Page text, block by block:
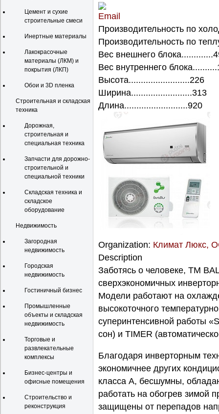
Цемент и сухие
строительные смеси
Инертные материалы
Лакокрасочные
материалы (ЛКМ) и
покрытия (ЛКП)
Обои и 3D пленка
Строительная и складская
техника
Дорожная,
строительная и
специальная техника
Запчасти для дорожно-
строительной и
специальной техники
Складская техника и
складское
оборудование
Недвижимость
Загородная
недвижимость
Городская
недвижимость
Гостиничный бизнес
Промышленные
объекты и складская
недвижимость
Торговые и
развлекательные
комплексы
Бизнес-центры и
офисные помещения
Строительство и
реконструкция
Производительность по
Производительность по
Вес внешнего
Вес внутреннего
Высота.........................226
Ширина.........................313
Длина..........................920
Organization: Климат Люкс,
Description
Заботясь о человеке, TM
сверхэкономичных
Модели работают на
высокоточного
суперинтенсивной работы
сон) и TIMER
Благодаря инверторным
экономичнее других
класса А, бесшумны,
работать на обогрев зимой
защищены от перепадов